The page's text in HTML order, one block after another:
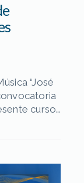
“José
curso